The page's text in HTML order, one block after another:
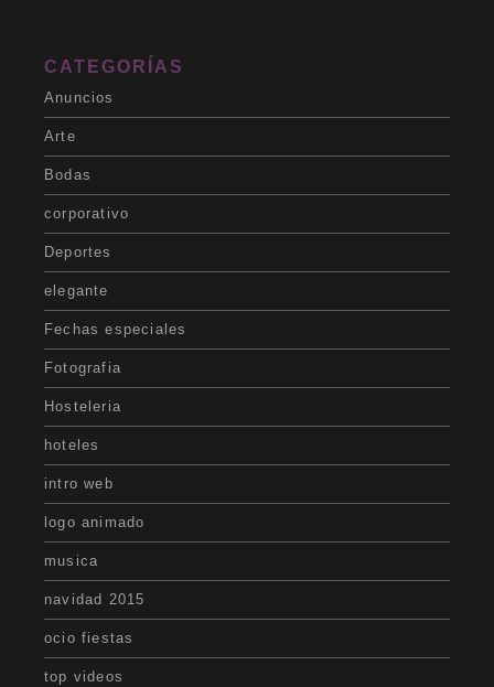
CATEGORÍAS
Anuncios
Arte
Bodas
corporativo
Deportes
elegante
Fechas especiales
Fotografia
Hosteleria
hoteles
intro web
logo animado
musica
navidad 2015
ocio fiestas
top videos